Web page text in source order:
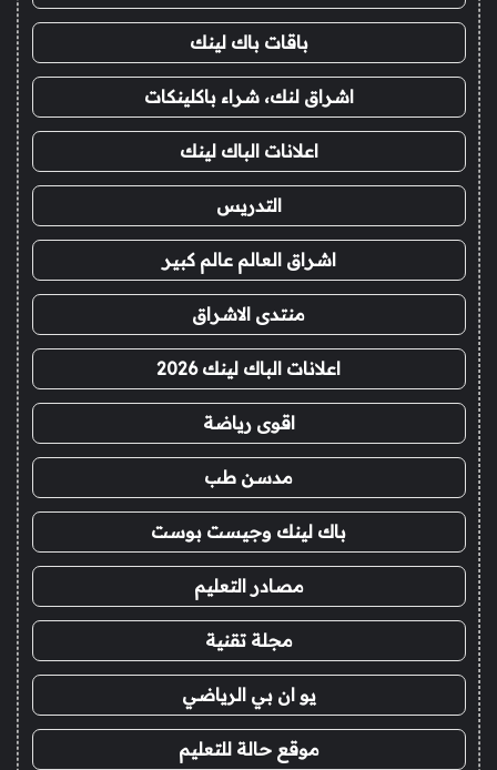
باقات باك لينك
اشراق لنك، شراء باكلينكات
اعلانات الباك لينك
التدريس
اشراق العالم عالم كبير
منتدى الاشراق
اعلانات الباك لينك 2026
اقوى رياضة
مدسن طب
باك لينك وجيست بوست
مصادر التعليم
مجلة تقنية
يو ان بي الرياضي
موقع حالة للتعليم